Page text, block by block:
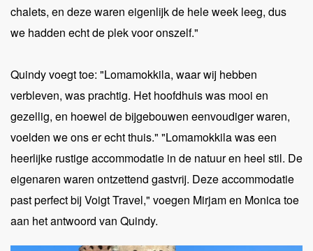
chalets, en deze waren eigenlijk de hele week leeg, dus
we hadden echt de plek voor onszelf."
Quindy voegt toe: "Lomamokkila, waar wij hebben
verbleven, was prachtig. Het hoofdhuis was mooi en
gezellig, en hoewel de bijgebouwen eenvoudiger waren,
voelden we ons er echt thuis." "Lomamokkila was een
heerlijke rustige accommodatie in de natuur en heel stil. De
eigenaren waren ontzettend gastvrij. Deze accommodatie
past perfect bij Voigt Travel," voegen Mirjam en Monica toe
aan het antwoord van Quindy.